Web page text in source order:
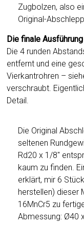
Zugbolzen, also
Original-
Die finale
Die 4 runden
entfernt und eine
Vierkantrohren –
verschraubt.
Detail.
Die Original
seltenen
Rd20 x 1/8″
kaum zu finden.
erklärt, mir 6
herstellen) dieser
16MnCr5 zu
Abmessung: Ø40